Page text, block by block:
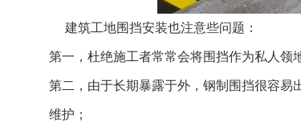
建筑工地围挡安装也注意些问题：
第一，杜绝施工者常常会将围挡作为私人领
第二，由于长期暴露于外，钢制围挡很容易
维护；